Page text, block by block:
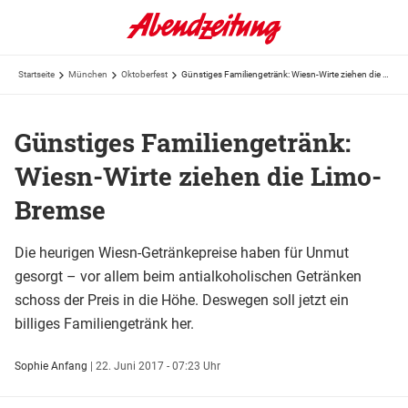
Startseite München Oktoberfest
Günstiges Familiengetränk:
Wiesn-Wirte ziehen die Limo-
Bremse
Die heurigen Wiesn-Getränkepreise haben für Unmut
gesorgt – vor allem beim antialkoholischen Getränken
schoss der Preis in die Höhe. Deswegen soll jetzt ein
billiges Familiengetränk her.
Sophie Anfang | 22. Juni 2017 - 07:23 Uhr